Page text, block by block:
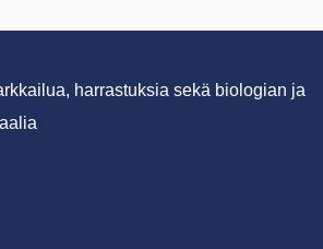
harrastuksia sekä biologian ja